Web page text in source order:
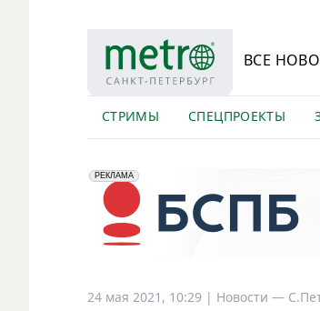
ВСЕ
СТРИМЫ СПЕЦПРОЕКТЫ
erid: 2VfnxyFybV5
РЕКЛАМА
ПАО "Банк "Санкт-Петербург", ИНН: 7831000027
24 мая 2021, 10:29 | Новости —